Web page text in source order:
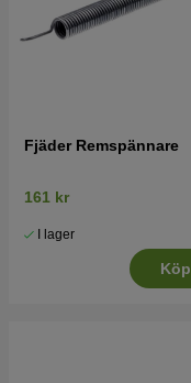
Fjäder Remspännare
161 kr
I lager
Köp